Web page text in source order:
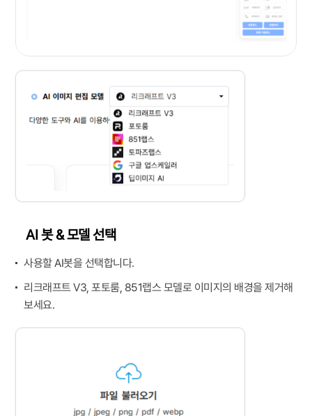
AI 봇 & 모델 선택
사용할 AI봇을 선택합니다.
리크래프트 V3, 포토룸, 851랩스 모델로 이미지의 배경을 제거해
보세요.